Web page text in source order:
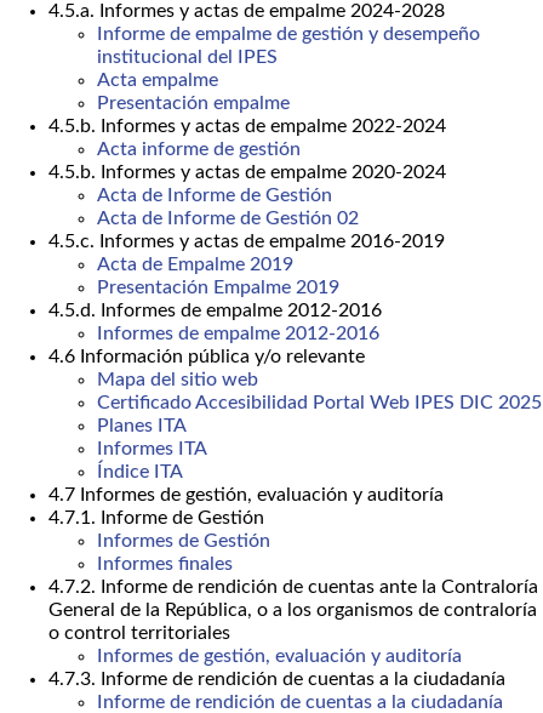
4.5.a. Informes y actas de empalme 2024-2028
Informe de empalme de gestión y desempeño
institucional del IPES
Acta empalme
Presentación empalme
4.5.b. Informes y actas de empalme 2022-2024
Acta informe de gestión
4.5.b. Informes y actas de empalme 2020-2024
Acta de Informe de Gestión
Acta de Informe de Gestión 02
4.5.c. Informes y actas de empalme 2016-2019
Acta de Empalme 2019
Presentación Empalme 2019
4.5.d. Informes de empalme 2012-2016
Informes de empalme 2012-2016
4.6 Información pública y/o relevante
Mapa del sitio web
Certificado Accesibilidad Portal Web IPES DIC 2025
Planes ITA
Informes ITA
Índice ITA
4.7 Informes de gestión, evaluación y auditoría
4.7.1. Informe de Gestión
Informes de Gestión
Informes finales
4.7.2. Informe de rendición de cuentas ante la Contraloría
General de la República, o a los organismos de contraloría
o control territoriales
Informes de gestión, evaluación y auditoría
4.7.3. Informe de rendición de cuentas a la ciudadanía
Informe de rendición de cuentas a la ciudadanía